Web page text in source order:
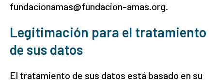
fundacionamas@fundacion-amas.org.
Legitimación para el tratamiento
de sus datos
El tratamiento de sus datos está basado en su